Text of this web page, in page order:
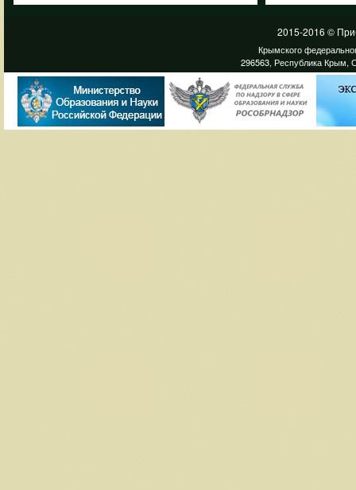
2015-2016 ©
Крымского
296563, Республика Крым,